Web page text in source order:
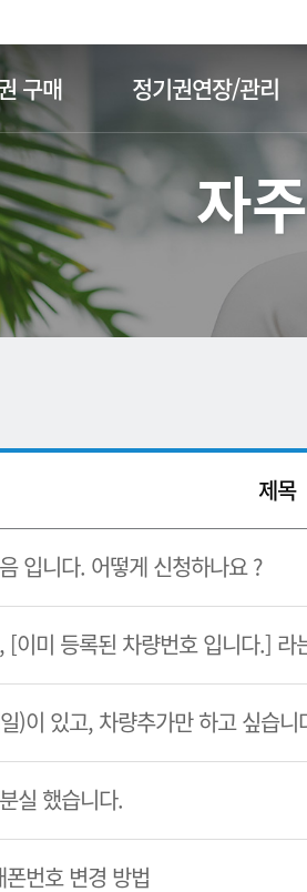
구매 정기권연장/관리
자
제목
입니다. 어떻게 신청하나요 ?
[이미 등록된 차량번호 입니다.] 라
)이 있고, 차량추가만 하고 싶습니
실 했습니다.
번호 변경 방법